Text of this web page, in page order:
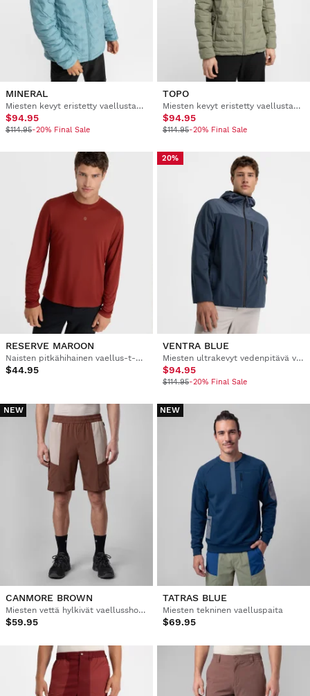
MINERAL
Miesten kevyt eristetty vaellustakki
$94.95
$114.95-20% Final Sale
TOPO
Miesten kevyt eristetty vaellustakki
$94.95
$114.95-20% Final Sale
RESERVE MAROON
Naisten pitkähihainen vaellus-t-paita
$44.95
20%
VENTRA BLUE
Miesten ultrakevyt vedenpitävä vaellustakki
$94.95
$114.95-20% Final Sale
NEW
CANMORE BROWN
Miesten vettä hylkivät vaellusshortsit
$59.95
NEW
TATRAS BLUE
Miesten tekninen vaelluspaita
$69.95